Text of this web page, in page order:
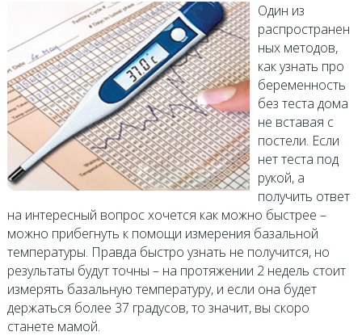
Один из
распространен
ных методов,
как узнать про
беременность
без теста дома
не вставая с
постели. Если
нет теста под
рукой, а
получить ответ
на интересный вопрос хочется как можно быстрее –
можно прибегнуть к помощи измерения базальной
температуры. Правда быстро узнать не получится, но
результаты будут точны – на протяжении 2 недель стоит
измерять базальную температуру, и если она будет
держаться более 37 градусов, то значит, вы скоро
станете мамой.